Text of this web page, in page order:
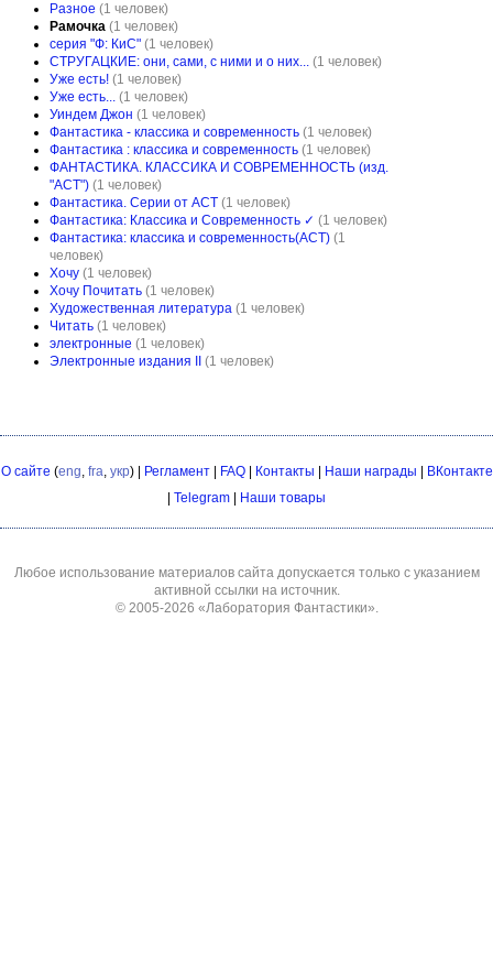
Разное (1 человек)
Рамочка (1 человек)
серия "Ф: КиС" (1 человек)
СТРУГАЦКИЕ: они, сами, с ними и о них... (1 человек)
Уже есть! (1 человек)
Уже есть... (1 человек)
Уиндем Джон (1 человек)
Фантастика - классика и современность (1 человек)
Фантастика : классика и современность (1 человек)
ФАНТАСТИКА. КЛАССИКА И СОВРЕМЕННОСТЬ (изд.
"АСТ") (1 человек)
Фантастика. Серии от АСТ (1 человек)
Фантастика: Классика и Современность ✓ (1 человек)
Фантастика: классика и современность(АСТ) (1
человек)
Хочу (1 человек)
Хочу Почитать (1 человек)
Художественная литература (1 человек)
Читать (1 человек)
электронные (1 человек)
Электронные издания II
(1 человек)
О сайте (eng, fra, укр) | Регламент| FAQ| Контакты Наши награды
ВКонтакте
Telegram Наши товары
Любое использование материалов сайта допускается только с указанием
активной ссылки на источник.
© 2005-2026 «Лаборатория Фантастики».